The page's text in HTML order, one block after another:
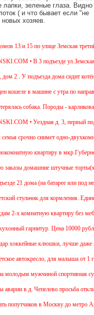
лапки, зеленые глаза. Видно
( и что бывает если "не
хозяев.
13 и 15 по улице Земская третий
• В 3 подъезде
2 . У подъезда дома сидит
кошеле в машине с утра по
собака. Породы -
• Уездная д. 3, первый
срочно снимет одно-
квартиру в
домашние штучные
21 дома (на батарее или под
стульчик для кормления.
2-х комнатную квартиру без
гарнитур. Цена 10000
хоккейные клюшки, лучше даже
автокресло, для малыша от 1
молодым мужчиной спортивная
в д. Чепелево просьба
попутчиков в Москву до метро